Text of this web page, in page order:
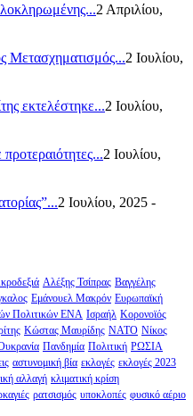
2 Απριλίου,
Μετασχηματισμός...2 Ιουλίου,
εκτελέστηκε...2 Ιουλίου,
2 Ιουλίου,
2 Ιουλίου, 2025 -
Αλέξης Τσίπρας Βαγγέλης
Εμάνουελ Μακρόν Ευρωπαϊκή
Πολιτικών ΕΝΑ Ισραήλ Κορονοϊός
Κώστας Μαυρίδης ΝΑΤΟ Νίκος
Πανδημία Πολιτική ΡΩΣΙΑ
αστυνομική βία εκλογές εκλογές 2023
αλλαγή κλιματική κρίση
ρατσισμός υποκλοπές φυσικό αέριο